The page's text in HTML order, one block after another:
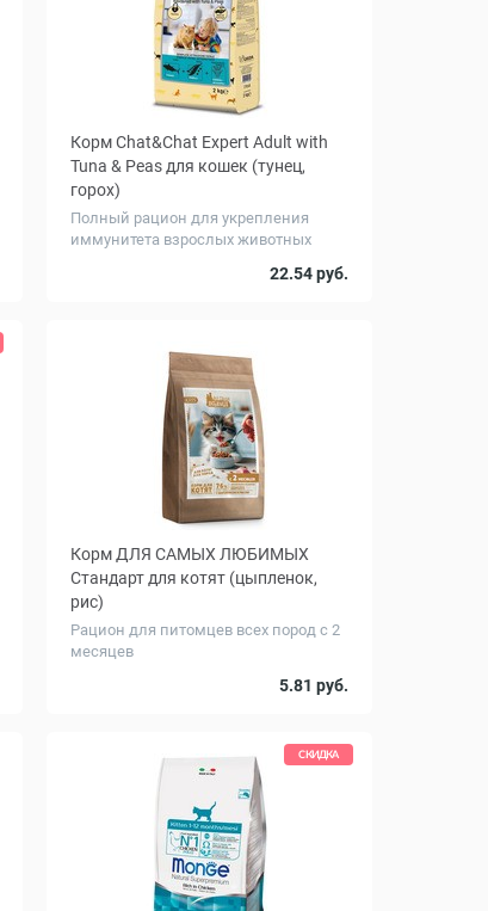
Корм Chat&Chat Expert Adult with
Tuna & Peas для кошек (тунец,
горох)
Полный рацион для укрепления
иммунитета взрослых животных
22.54 руб.
2 14
Корм ДЛЯ САМЫХ ЛЮБИМЫХ
Стандарт для котят (цыпленок,
рис)
Рацион для питомцев всех пород с 2
месяцев
5.81 руб.
0.33 1.2
СКИДКА